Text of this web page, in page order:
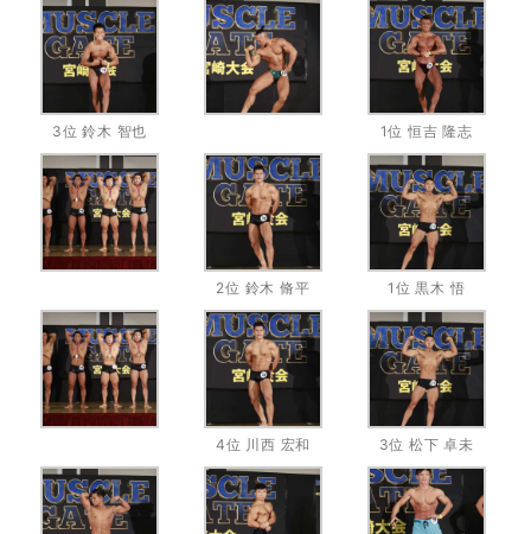
3位 鈴木 智也 1位 恒吉 隆志
2位 鈴木 脩平 1位 黒木 悟
4位 川西 宏和 3位 松下 卓未